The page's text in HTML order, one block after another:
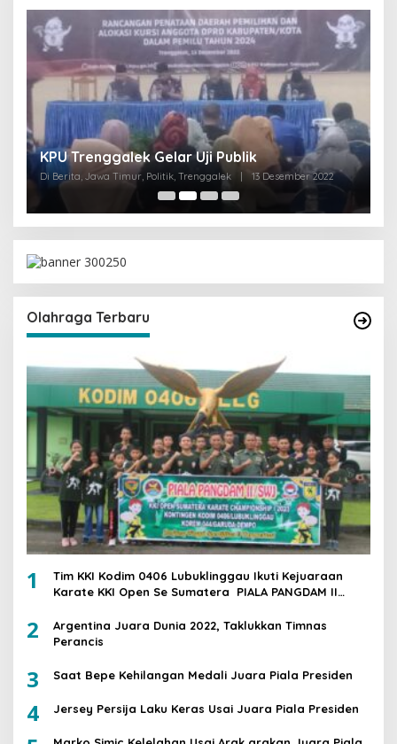
KPU Trenggalek Gelar Uji Publik
Di Berita, Jawa Timur, Politik, Trenggalek | 13 Desember 2022
Olahraga Terbaru
1
Tim KKI Kodim 0406 Lubuklinggau Ikuti Kejuaraan
Karate KKI Open Se Sumatera PIALA PANGDAM II
2
Argentina Juara Dunia 2022, Taklukkan Timnas
Perancis
3 Saat Bepe Kehilangan Medali Juara Piala Presiden
4 Jersey Persija Laku Keras Usai Juara Piala Presiden